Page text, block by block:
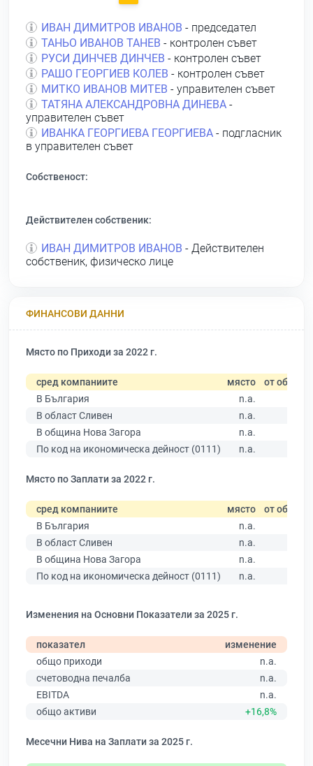
ИВАН ДИМИТРОВ ИВАНОВ - председател
ТАНЬО ИВАНОВ ТАНЕВ - контролен съвет
РУСИ ДИНЧЕВ ДИНЧЕВ - контролен съвет
РАШО ГЕОРГИЕВ КОЛЕВ - контролен съвет
МИТКО ИВАНОВ МИТЕВ - управителен съвет
ТАТЯНА АЛЕКСАНДРОВНА ДИНЕВА -
управителен съвет
ИВАНКА ГЕОРГИЕВА ГЕОРГИЕВА - подгласник
в управителен съвет
Собственост:
Действителен собственик:
ИВАН ДИМИТРОВ ИВАНОВ - Действителен
собственик, физическо лице
ФИНАНСОВИ ДАННИ
Място по Приходи за 2022 г.
сред компаниите място от общо
В България
n.a.
В област Сливен
n.a.
В община Нова Загора
n.a.
По код на икономическа дейност (0111)
n.a.
Място по Заплати за 2022 г.
сред компаниите място от общо
В България
n.a.
В област Сливен
n.a.
В община Нова Загора
n.a.
По код на икономическа дейност (0111)
n.a.
Изменения на Основни Показатели за 2025 г.
показател
изменение
общо приходи
n.a.
счетоводна печалба
n.a.
EBITDA
n.a.
общо активи
+16,8%
Месечни Нива на Заплати за 2025 г.